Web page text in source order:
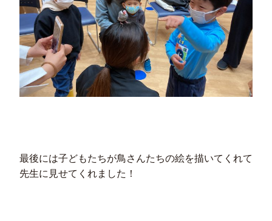
最後には子どもたちが鳥さんたちの絵を描いてくれて
先生に見せてくれました！